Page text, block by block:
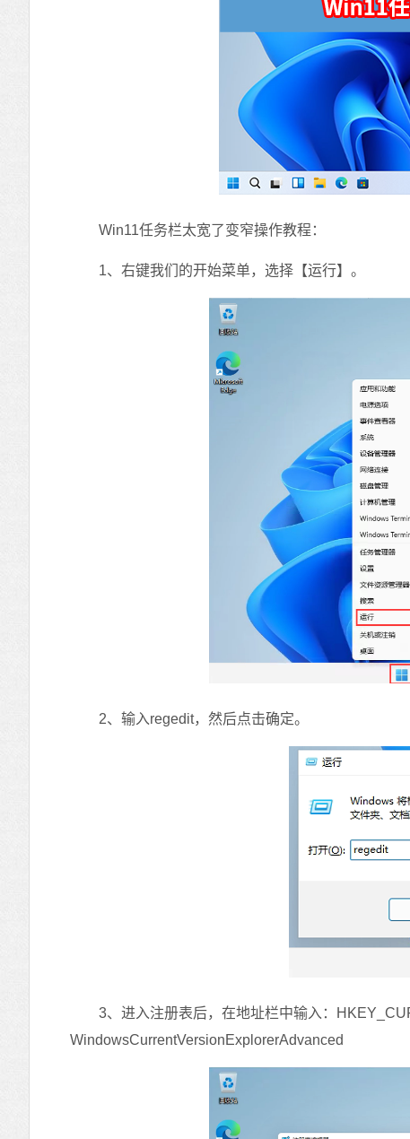
Win11任务栏太宽了变窄操作教程：
1、右键我们的开始菜单，选择【运行】。
2、输入regedit，然后点击确定。
3、进入注册表后，在地址栏中输入：
WindowsCurrentVersionExplorerAdvanced